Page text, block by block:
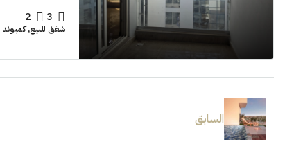
3
2
شقق للبيع, كمبوند
السابق